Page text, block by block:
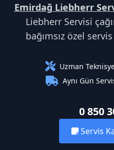
Emirdağ Liebherr
Liebherr Servisi
bağımsız özel
Uzman
Aynı Gün
0 850
Servis